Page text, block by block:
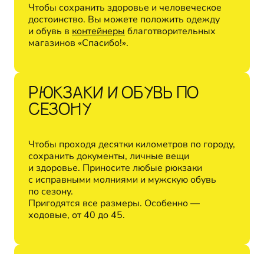
Чтобы сохранить здоровье и человеческое
достоинство. Вы можете положить одежду
и обувь в контейнеры благотворительных
магазинов «Спасибо!».
РЮКЗАКИ И ОБУВЬ ПО
СЕЗОНУ
Чтобы проходя десятки километров по городу,
сохранить документы, личные вещи
и здоровье. Приносите любые рюкзаки
с исправными молниями и мужскую обувь
по сезону.
Пригодятся все размеры. Особенно —
ходовые, от 40 до 45.